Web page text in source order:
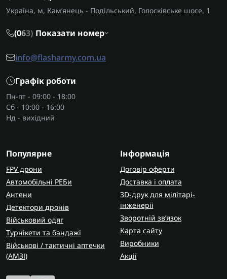
Україна, м, Кам’янець - Подільський, Голосківське шосе, 1
(063) Показати номер
info@flasharmy.com.ua
Графік роботи
Пн-пт - 09:00 - 18:00
Сб - 10:00 - 16:00
Нд - вихідний
Популярне
FPV дрони
Автомобільні РЕБи
Антени
Детектори дронів
Військовий одяг
Турнікети та бандажі
Військові / тактичні аптечки
(AMЗІ)
Інформація
Договір оферти
Доставка і оплата
3D-друк для мілітарі-
інженерії
Зворотній зв’язок
Карта сайту
Виробники
Акції